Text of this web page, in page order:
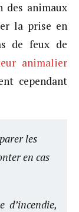
des animaux
la prise en
de feux de
animalier
cependant
les
en cas
d’incendie,